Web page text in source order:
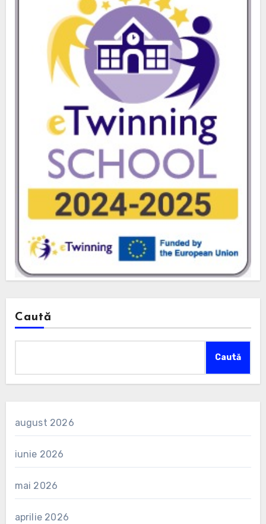
Caută
Caută
august 2026
iunie 2026
mai 2026
aprilie 2026